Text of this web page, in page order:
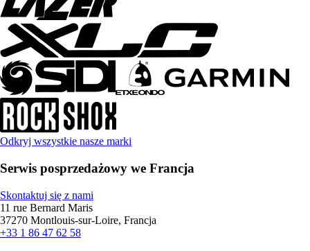
Odkryj wszystkie nasze marki
Serwis posprzedażowy we Francja
Skontaktuj się z nami
11 rue Bernard Maris
37270 Montlouis-sur-Loire, Francja
+33 1 86 47 62 58